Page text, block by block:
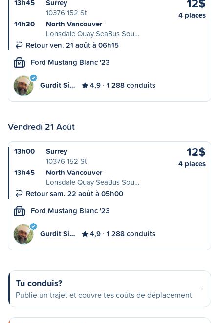
13h45
Surrey
10376 152 St
14h30
North Vancouver
Lonsdale Quay SeaBus Sou…
Retour ven. 21 août à 06h15
4 places
M Ford Mustang Blanc '23
Gurdit Si… 4,9 1 288 conduits
Vendredi 21 Août
13h00
Surrey
10376 152 St
13h45
North Vancouver
Lonsdale Quay SeaBus Sou…
Retour sam. 22 août à 05h00
12$
4 places
M Ford Mustang Blanc '23
Gurdit Si… 4,9 1 288 conduits
Tu conduis?
Publie un trajet et couvre tes coûts de déplacement